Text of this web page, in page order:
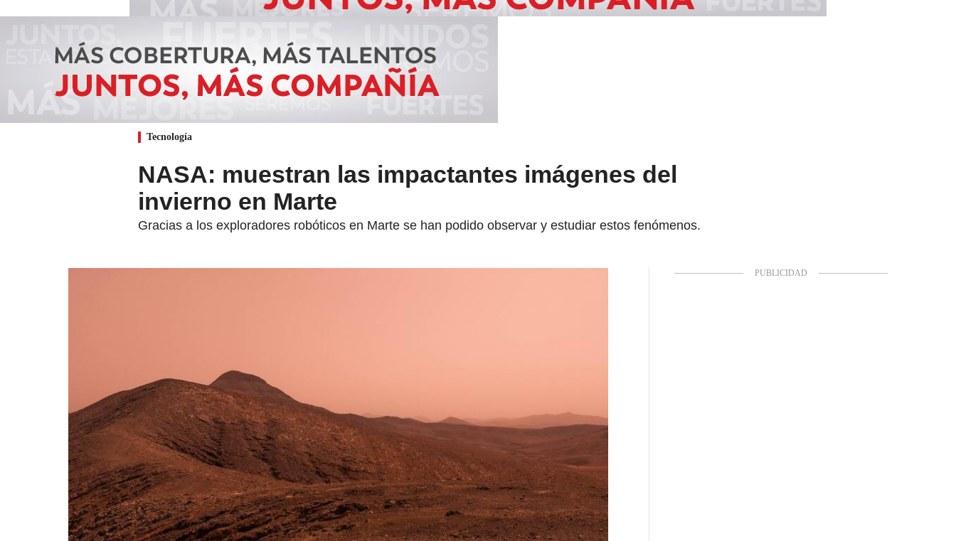
Tecnología
NASA: muestran las impactantes imágenes del
invierno en Marte
Gracias a los exploradores robóticos en Marte se han podido observar y estudiar estos fenómenos.